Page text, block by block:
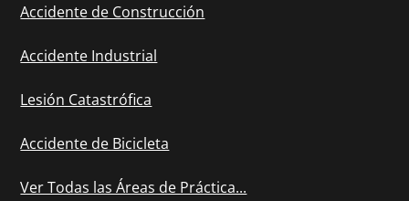
Accidente de Construcción
Accidente Industrial
Lesión Catastrófica
Accidente de Bicicleta
Ver Todas las Áreas de Práctica...